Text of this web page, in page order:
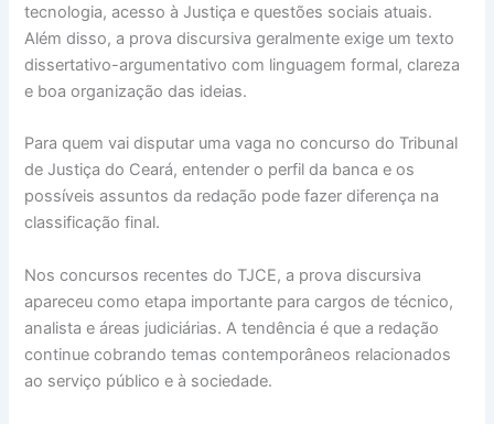
tecnologia, acesso à Justiça e questões sociais atuais.
Além disso, a prova discursiva geralmente exige um texto
dissertativo-argumentativo com linguagem formal, clareza
e boa organização das ideias.
Para quem vai disputar uma vaga no concurso do Tribunal
de Justiça do Ceará, entender o perfil da banca e os
possíveis assuntos da redação pode fazer diferença na
classificação final.
Nos concursos recentes do TJCE, a prova discursiva
apareceu como etapa importante para cargos de técnico,
analista e áreas judiciárias. A tendência é que a redação
continue cobrando temas contemporâneos relacionados
ao serviço público e à sociedade.